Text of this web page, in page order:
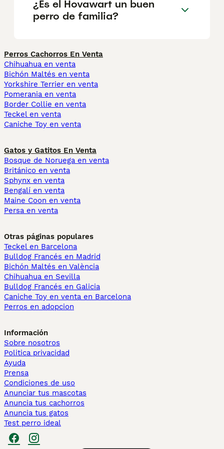
¿Es el Hovawart un buen
perro de familia?
Perros Cachorros En Venta
Chihuahua en venta
Bichón Maltés en venta
Yorkshire Terrier en venta
Pomerania en venta
Border Collie en venta
Teckel en venta
Caniche Toy en venta
Gatos y Gatitos En Venta
Bosque de Noruega en venta
Británico en venta
Sphynx en venta
Bengalí en venta
Maine Coon en venta
Persa en venta
Otras páginas populares
Teckel en Barcelona
Bulldog Francés en Madrid
Bichón Maltés en València
Chihuahua en Sevilla
Bulldog Francés en Galicia
Caniche Toy en venta en Barcelona
Perros en adopcion
Información
Sobre nosotros
Politica privacidad
Ayuda
Prensa
Condiciones de uso
Anunciar tus mascotas
Anuncia tus cachorros
Anuncia tus gatos
Test perro ideal